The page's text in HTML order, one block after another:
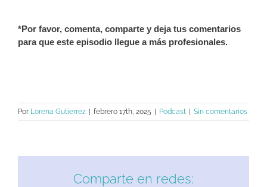
*Por favor, comenta, comparte y deja tus comentarios
para que este episodio llegue a más profesionales.
Por Lorena Gutierrez febrero 17th, 2025 Podcast Sin comentarios
Comparte en redes: